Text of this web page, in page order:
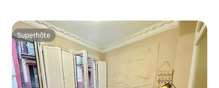
Superhôte
Superhôte